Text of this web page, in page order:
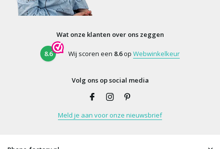
Wat onze klanten over ons zeggen
8.6 Wij scoren een 8.6op Webwinkelkeur
Volg ons op social media
Meld je aan voor onze nieuwsbrief